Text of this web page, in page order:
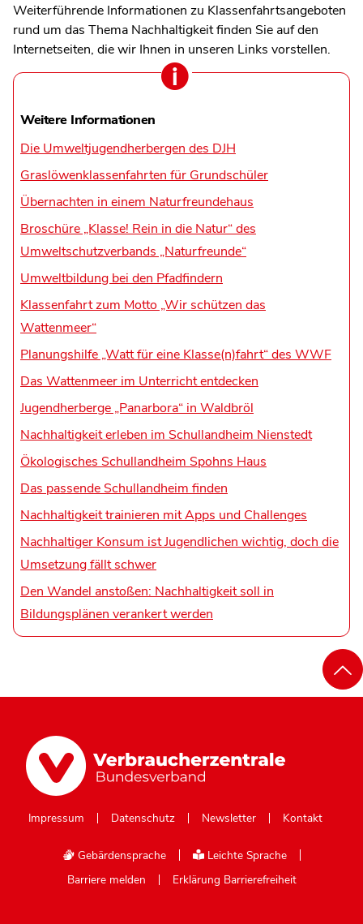
Weiterführende Informationen zu Klassenfahrtsangeboten
rund um das Thema Nachhaltigkeit finden Sie auf den
Internetseiten, die wir Ihnen in unseren Links vorstellen.
Weitere Informationen
Die Umweltjugendherbergen des DJH
Graslöwenklassenfahrten für Grundschüler
Übernachten in einem Naturfreundehaus
Broschüre „Klasse! Rein in die Natur“ des
Umweltschutzverbands „Naturfreunde“
Umweltbildung bei den Pfadfindern
Klassenfahrt zum Motto „Wir schützen das
Wattenmeer“
Planungshilfe „Watt für eine Klasse(n)fahrt“ des WWF
Das Wattenmeer im Unterricht entdecken
Jugendherberge „Panarbora“ in Waldbröl
Nachhaltigkeit erleben im Schullandheim Nienstedt
Ökologisches Schullandheim Spohns Haus
Das passende Schullandheim finden
Nachhaltigkeit trainieren mit Apps und Challenges
Nachhaltiger Konsum ist Jugendlichen wichtig, doch die
Umsetzung fällt schwer
Den Wandel anstoßen: Nachhaltigkeit soll in
Bildungsplänen verankert werden
Impressum Datenschutz Newsletter Kontakt
Gebärdensprache
Leichte Sprache
Barriere melden
Erklärung Barrierefreiheit